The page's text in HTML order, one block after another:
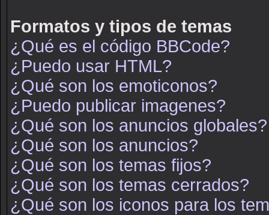
Formatos y tipos de temas
¿Qué es el código BBCode?
¿Puedo usar HTML?
¿Qué son los emoticonos?
¿Puedo publicar imagenes?
¿Qué son los anuncios globales?
¿Qué son los anuncios?
¿Qué son los temas fijos?
¿Qué son los temas cerrados?
¿Qué son los iconos para los